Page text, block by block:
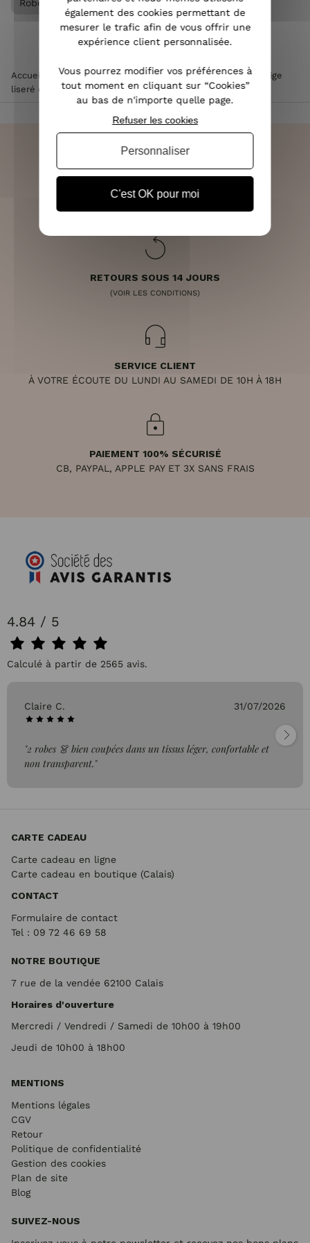
Robe femme Vêtements femme
Accueil Vêtements femme >Robe femme > Robe pull beige
liseré doré maille tressée ajourée et dos lacet
LIVRAISON RAPIDE
RETOURS SOUS 14 JOURS
(VOIR LES CONDITIONS)
SERVICE CLIENT
À VOTRE ÉCOUTE DU LUNDI AU SAMEDI DE 10H À 18H
PAIEMENT 100% SÉCURISÉ
CB, PAYPAL, APPLE PAY ET 3X SANS FRAIS
4.84 / 5
Calculé à partir de 2565 avis.
Claire C. 31/07/2026
"2 robes 👗 bien coupées dans un tissus léger, confortable et
non transparent."
CARTE CADEAU
Carte cadeau en ligne
Carte cadeau en boutique (Calais)
CONTACT
Formulaire de contact
Tel : 09 72 46 69 58
NOTRE BOUTIQUE
7 rue de la vendée 62100 Calais
Horaires d'ouverture
Mercredi / Vendredi / Samedi de 10h00 à 19h00
Jeudi de 10h00 à 18h00
MENTIONS
Mentions légales
CGV
Retour
Politique de confidentialité
Gestion des cookies
Plan de site
Blog
SUIVEZ-NOUS
également des cookies permettant de
mesurer le trafic afin de vous offrir une
expérience client personnalisée.
Vous pourrez modifier vos préférences à
tout moment en cliquant sur “Cookies”
au bas de n'importe quelle page.
C'est OK pour moi
Refuser les cookies
Personnaliser